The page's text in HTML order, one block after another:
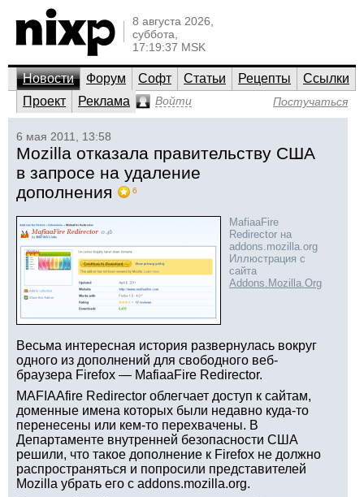
8 августа 2026,
суббота,
17:19:37 MSK
Новости Форум Софт Статьи Рецепты
Ссылки
Проект
Реклама Войти Постучаться
6 мая 2011, 13:58
Mozilla отказала правительству США
в запросе на удаление
дополнения
6
MafiaaFire
Redirector на
addons.mozilla.org
Иллюстрация с
сайта
Addons.Mozilla.Org
Весьма интересная история развернулась вокруг
одного из дополнений для свободного веб-
браузера Firefox — MafiaaFire Redirector.
MAFIAAfire Redirector облегчает доступ к сайтам,
доменные имена которых были недавно куда-то
перенесены или кем-то перехвачены. В
Департаменте внутренней безопасности США
решили, что такое дополнение к Firefox не должно
распространяться и попросили представителей
Mozilla убрать его с addons.mozilla.org.